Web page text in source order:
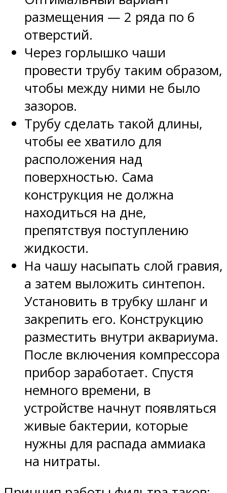
размещения — 2 ряда по 6
отверстий.
Через горлышко чаши
провести трубу таким образом,
чтобы между ними не было
зазоров.
Трубу сделать такой длины,
чтобы ее хватило для
расположения над
поверхностью. Сама
конструкция не должна
находиться на дне,
препятствуя поступлению
жидкости.
На чашу насыпать слой гравия,
а затем выложить синтепон.
Установить в трубку шланг и
закрепить его. Конструкцию
разместить внутри аквариума.
После включения компрессора
прибор заработает. Спустя
немного времени, в
устройстве начнут появляться
живые бактерии, которые
нужны для распада аммиака
на нитраты.